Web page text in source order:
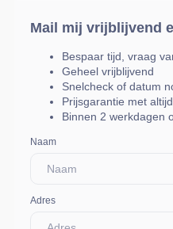
Mail mij vrijblijvend
Bespaar tijd, vraag
Geheel vrijblijvend
Snelcheck of datum
Prijsgarantie met
Binnen 2 werkdagen
Naam
Adres